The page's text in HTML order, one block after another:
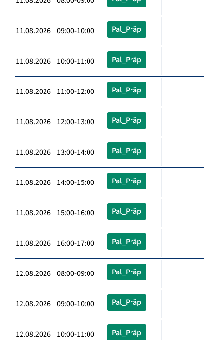
11.08.2026 09:00-10:00 Pal_Präp
11.08.2026 10:00-11:00 Pal_Präp
11.08.2026 11:00-12:00 Pal_Präp
11.08.2026 12:00-13:00 Pal_Präp
11.08.2026 13:00-14:00 Pal_Präp
11.08.2026 14:00-15:00 Pal_Präp
11.08.2026 15:00-16:00 Pal_Präp
11.08.2026 16:00-17:00 Pal_Präp
12.08.2026 08:00-09:00 Pal_Präp
12.08.2026 09:00-10:00 Pal_Präp
12.08.2026 10:00-11:00 Pal_Präp